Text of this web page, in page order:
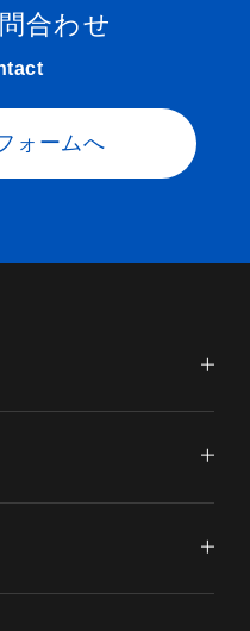
合わせ
ォームへ